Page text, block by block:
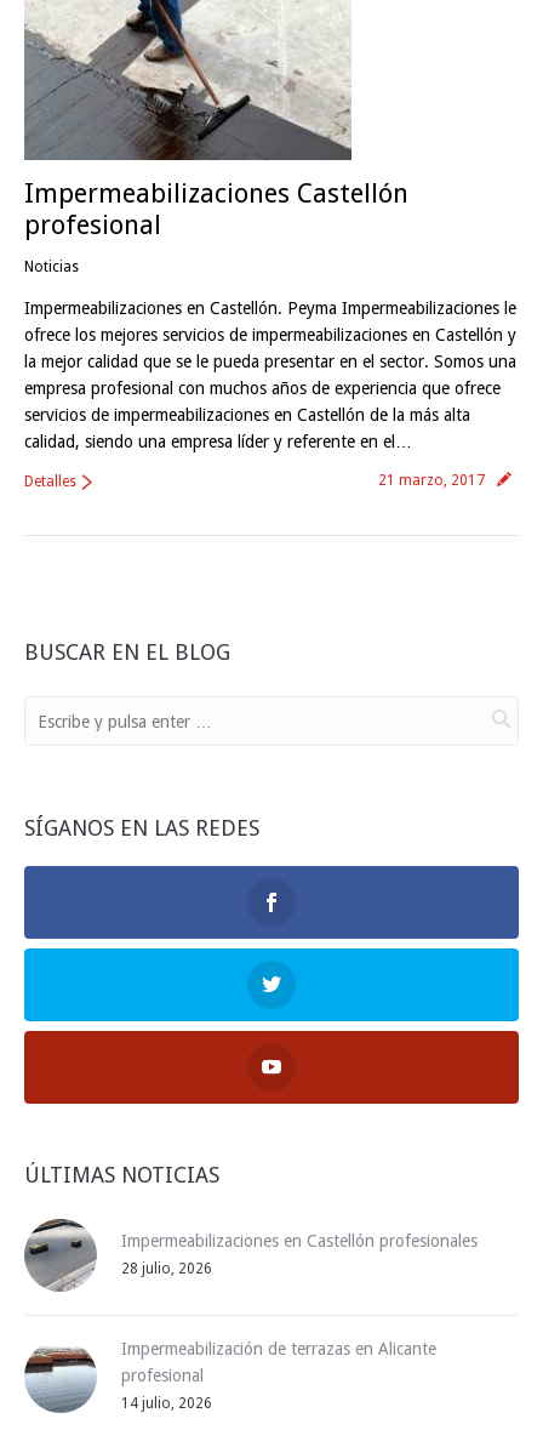
Impermeabilizaciones Castellón
profesional
Noticias
Impermeabilizaciones en Castellón. Peyma Impermeabilizaciones le
ofrece los mejores servicios de impermeabilizaciones en Castellón y
la mejor calidad que se le pueda presentar en el sector. Somos una
empresa profesional con muchos años de experiencia que ofrece
servicios de impermeabilizaciones en Castellón de la más alta
calidad, siendo una empresa líder y referente en el…
21 marzo, 2017
Detalles
BUSCAR EN EL BLOG
SÍGANOS EN LAS REDES
ÚLTIMAS NOTICIAS
Impermeabilizaciones en Castellón profesionales
28 julio, 2026
Impermeabilización de terrazas en Alicante
profesional
14 julio, 2026